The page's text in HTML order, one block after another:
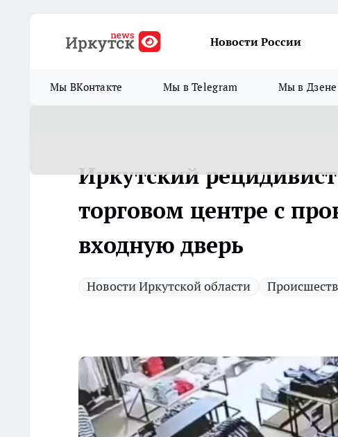
Новости России
Мы ВКонтакте Мы в Telegram Мы в Дзене
Иркутский
торговом центре с
входную дверь
Новости Иркутской области